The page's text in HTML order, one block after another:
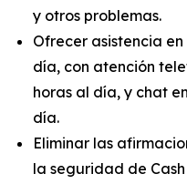
y otros problemas.
Ofrecer asistencia
día, con atención
horas al día, y chat
día.
Eliminar las
la seguridad de